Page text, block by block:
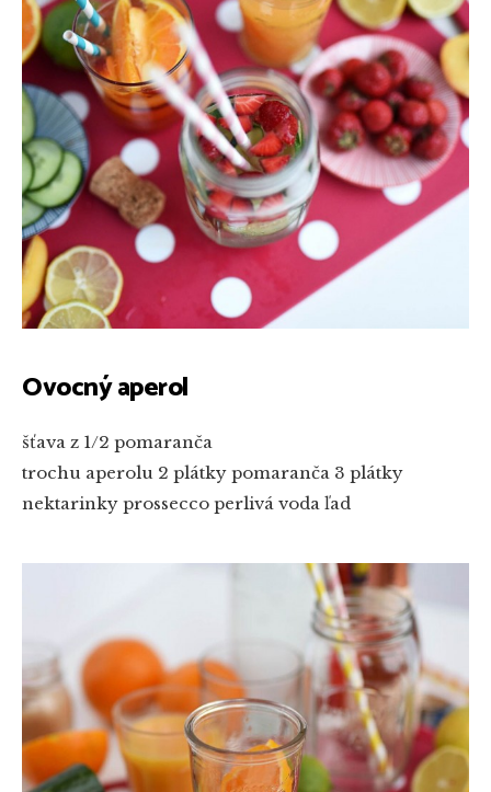
Ovocný aperol
šťava z 1/2 pomaranča
trochu aperolu 2 plátky pomaranča 3 plátky
nektarinky prossecco perlivá voda ľad